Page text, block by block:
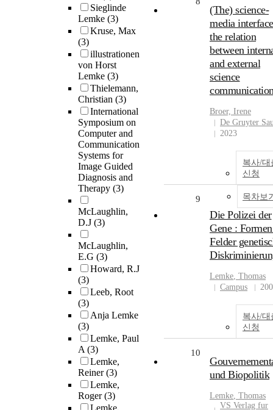
Sieglinde
Lemke (3)
Kruse, Max
(3)
illustrationen
von Horst
Lemke (3)
Thielemann,
Christian (3)
International
Symposium on
Computer and
Communication
Systems for
Image Guided
Diagnosis and
Therapy (3)
McLaughlin,
D.J (3)
McLaughlin,
E.G (3)
Howard, R.J
(3)
Leeb, Root
(3)
Anja Lemke
(3)
Lemke, Paul
A(3)
Lemke,
Reiner(3)
Lemke,
Roger(3)
(The) science-
media
the relation
between
and external
science
Broer, Irene
De Gruyter
2023
복사/대
신청
목차보
9
Die Polizei der
Gene :
Felder
Lemke, Thomas
Campus
복사/대
신청
10
und Biopolitik
Lemke, Thomas
VS Verlag fur